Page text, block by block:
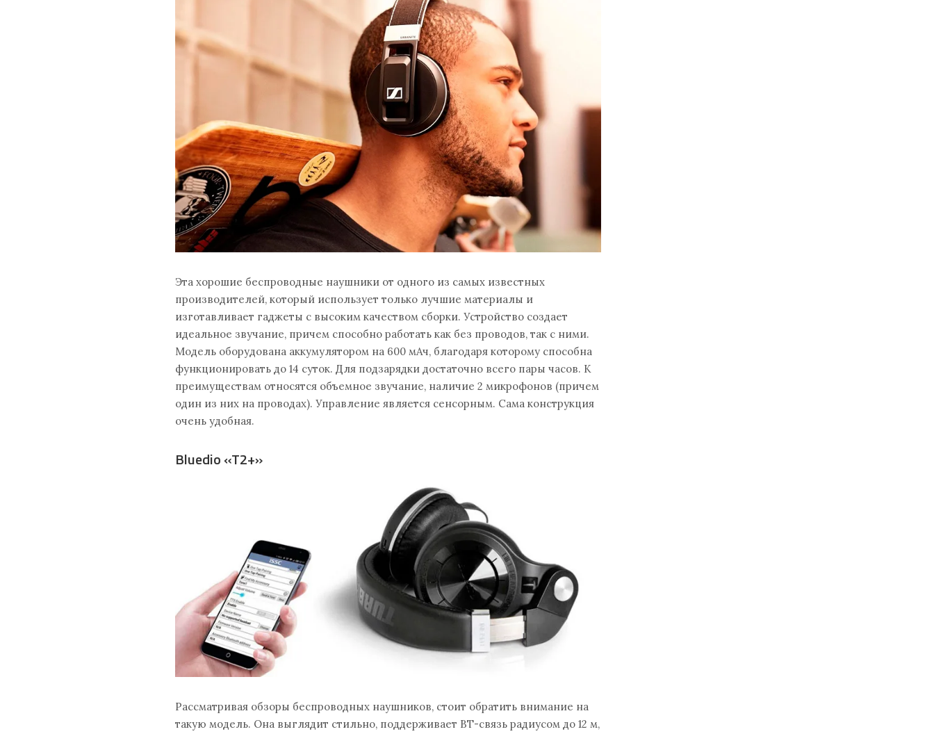
Эта​ хорошие беспроводные наушники​ от одного из самых известных
производителей, который использует только лучшие материалы и
изготавливает гаджеты с высоким качеством сборки. Устройство создает
идеальное звучание, причем способно работать как без проводов, так с ними.
Модель оборудована аккумулятором на 600 мАч, благодаря которому способна
функционировать до 14 суток. Для подзарядки достаточно всего пары часов. К
преимуществам относятся объемное звучание, наличие 2 микрофонов (причем
один из них на проводах). Управление является сенсорным. Сама конструкция
очень удобная.
Bluedio «T2+»
Рассматривая​ обзоры беспроводных наушников, стоит обратить внимание на
такую модель. Она выглядит стильно, поддерживает ВТ-связь радиусом до 12 м,